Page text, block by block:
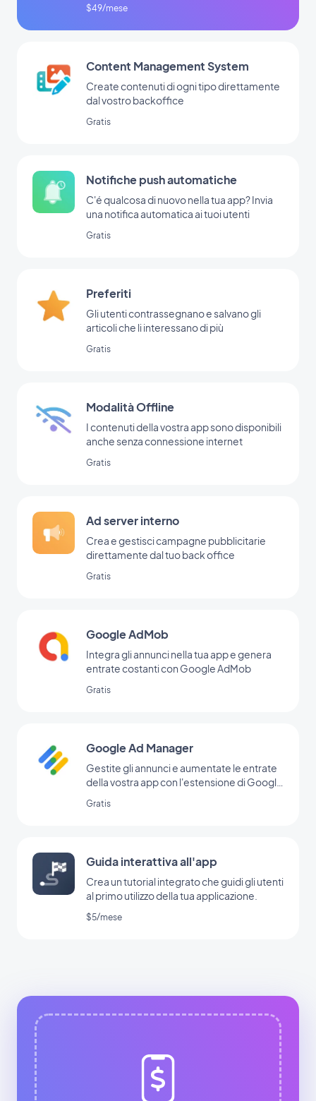
$49/mese
Content Management System
Create contenuti di ogni tipo direttamente
dal vostro backoffice
Gratis
Notifiche push automatiche
C'é qualcosa di nuovo nella tua app? Invia
una notifica automatica ai tuoi utenti
Gratis
Preferiti
Gli utenti contrassegnano e salvano gli
articoli che li interessano di più
Gratis
Modalità Offline
I contenuti della vostra app sono disponibili
anche senza connessione internet
Gratis
Ad server interno
Crea e gestisci campagne pubblicitarie
direttamente dal tuo back office
Gratis
Google AdMob
Integra gli annunci nella tua app e genera
entrate costanti con Google AdMob
Gratis
Google Ad Manager
Gestite gli annunci e aumentate le entrate
della vostra app con l'estensione di Google
Gratis
Guida interattiva all'app
Crea un tutorial integrato che guidi gli utenti
al primo utilizzo della tua applicazione.
$5/mese